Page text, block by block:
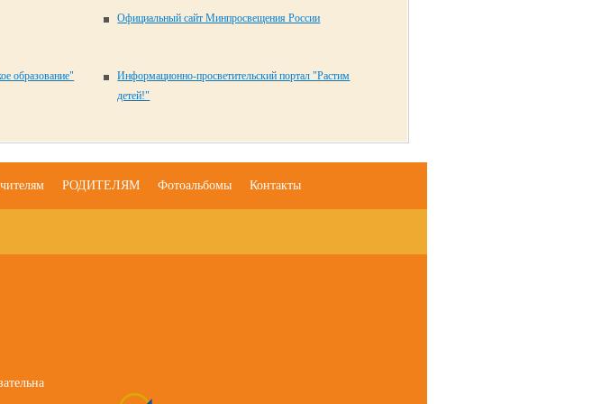
Официальный сайт Минпросвещения России
образование"
Информационно-просветительский портал "Растим
детей!"
РОДИТЕЛЯМ Фотоальбомы Контакты